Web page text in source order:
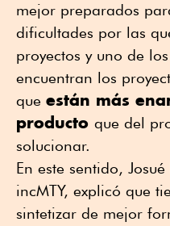
mejor preparados
dificultades por las
proyectos y uno de
encuentran los
que están más
producto que del
solucionar.
En este sentido,
incMTY, explicó que
sintetizar de mejor